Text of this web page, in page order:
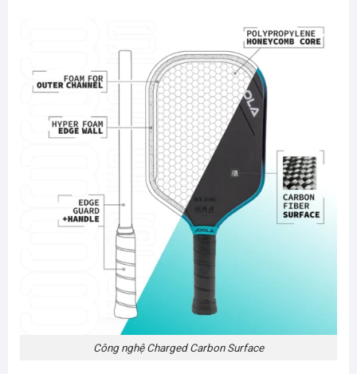
Công nghệ Charged Carbon Surface